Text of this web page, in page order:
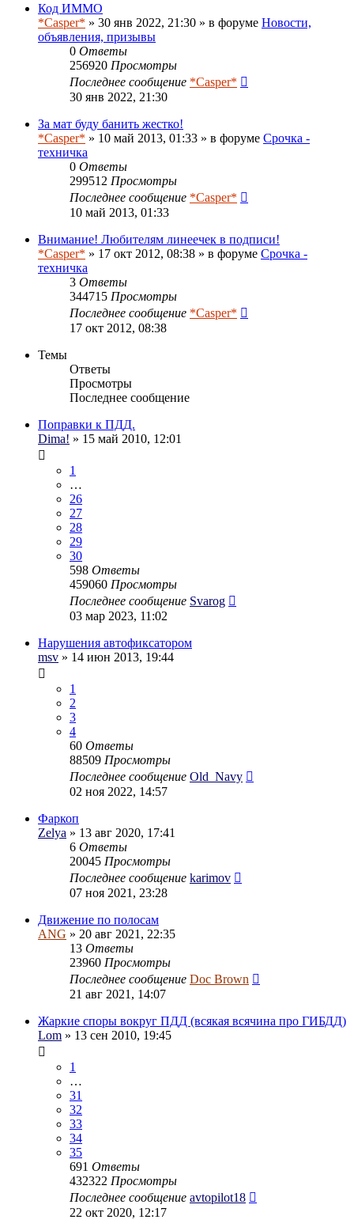
Код ИММО
*Casper* » 30 янв 2022, 21:30 » в форуме Новости,
объявления, призывы
0 Ответы
256920 Просмотры
Последнее сообщение *Casper*
30 янв 2022, 21:30
За мат буду банить жестко!
*Casper* » 10 май 2013, 01:33 » в форуме Срочка -
техничка
0 Ответы
299512 Просмотры
Последнее сообщение *Casper*
10 май 2013, 01:33
Внимание! Любителям линеечек в подписи!
*Casper* » 17 окт 2012, 08:38 » в форуме Срочка -
техничка
3 Ответы
344715 Просмотры
Последнее сообщение *Casper*
17 окт 2012, 08:38
Темы
Ответы
Просмотры
Последнее сообщение
Поправки к ПДД.
Dima! » 15 май 2010, 12:01
1
…
26
27
28
29
30
598 Ответы
459060 Просмотры
Последнее сообщение Svarog
03 мар 2023, 11:02
Нарушения автофиксатором
msv » 14 июн 2013, 19:44
1
2
3
4
60 Ответы
88509 Просмотры
Последнее сообщение Old_Navy
02 ноя 2022, 14:57
Фаркоп
Zelya » 13 авг 2020, 17:41
6 Ответы
20045 Просмотры
Последнее сообщение karimov
07 ноя 2021, 23:28
Движение по полосам
ANG » 20 авг 2021, 22:35
13 Ответы
23960 Просмотры
Последнее сообщение Doc Brown
21 авг 2021, 14:07
Жаркие споры вокруг ПДД (всякая всячина про ГИБДД)
Lom » 13 сен 2010, 19:45
1
…
31
32
33
34
35
691 Ответы
432322 Просмотры
Последнее сообщение avtopilot18
22 окт 2020, 12:17